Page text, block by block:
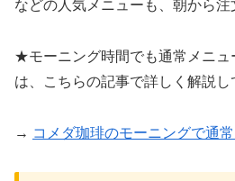
などの人気メニューも、朝から注
★モーニング時間でも通常メニュ
は、こちらの記事で詳しく解説し
→ コメダ珈琲のモーニングで通